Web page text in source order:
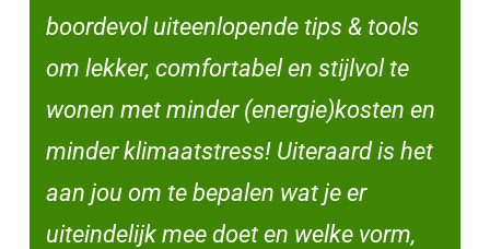
boordevol uiteenlopende tips & tools
om lekker, comfortabel en stijlvol te
wonen met minder (energie)kosten en
minder klimaatstress! Uiteraard is het
aan jou om te bepalen wat je er
uiteindelijk mee doet en welke vorm,